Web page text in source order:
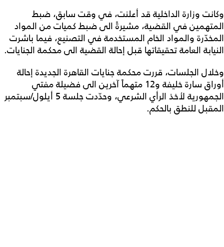
وكانت وزارة الداخلية قد أعلنت، في وقت سابق، ضبط
المتهمين في القضية، مشيرةً الى ضبط كميات من المواد
المخدّرة والمواد الخام المستخدمة في التصنيع، فيما باشرت
النيابة العامة تحقيقاتها قبل إحالة القضية الى محكمة الجنايات.
وخلال الجلسات، قررت محكمة جنايات القاهرة الجديدة إحالة
أوراق سارة خليفة و12 متهماً آخرين الى فضيلة مفتي
الجمهورية لأخذ الرأي الشرعي، وحدّدت جلسة 5 أيلول/سبتمبر
المقبل للنطق بالحكم.